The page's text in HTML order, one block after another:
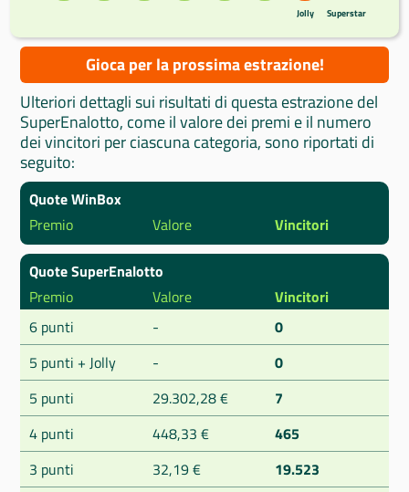
Jolly Superstar
Gioca per la prossima estrazione!
Ulteriori dettagli sui risultati di questa estrazione del
SuperEnalotto, come il valore dei premi e il numero
dei vincitori per ciascuna categoria, sono riportati di
seguito:
Quote WinBox
Premio
Valore Vincitori
Quote SuperEnalotto
Premio
Valore
Vincitori
6 punti
-
0
5 punti + Jolly
-
0
5 punti
29.302,28 €
7
4 punti
448,33 €
465
3 punti
32,19 €
19.523